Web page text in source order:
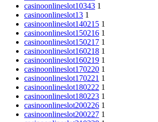
casinoonlineslot10343 1
casinoonlineslot13 1
casinoonlineslot140215 1
casinoonlineslot150216 1
casinoonlineslot150217 1
casinoonlineslot160218 1
casinoonlineslot160219 1
casinoonlineslot170220 1
casinoonlineslot170221 1
casinoonlineslot180222 1
casinoonlineslot180223 1
casinoonlineslot200226 1
casinoonlineslot200227 1